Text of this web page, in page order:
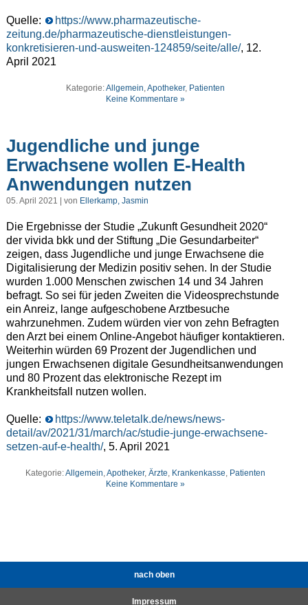
Quelle:
https://www.pharmazeutische-
zeitung.de/pharmazeutische-dienstleistungen-
konkretisieren-und-ausweiten-124859/seite/alle/, 12.
April 2021
Kategorie:Allgemein,Apotheker, Patienten
Keine Kommentare »
Jugendliche und junge
Erwachsene wollen E-Health
Anwendungen nutzen
05. April 2021 | von Ellerkamp, Jasmin
Die Ergebnisse der Studie „Zukunft Gesundheit 2020“
der vivida bkk und der Stiftung „Die Gesundarbeiter“
zeigen, dass Jugendliche und junge Erwachsene die
Digitalisierung der Medizin positiv sehen. In der Studie
wurden 1.000 Menschen zwischen 14 und 34 Jahren
befragt. So sei für jeden Zweiten die Videosprechstunde
ein Anreiz, lange aufgeschobene Arztbesuche
wahrzunehmen. Zudem würden vier von zehn Befragten
den Arzt bei einem Online-Angebot häufiger kontaktieren.
Weiterhin würden 69 Prozent der Jugendlichen und
jungen Erwachsenen digitale Gesundheitsanwendungen
und 80 Prozent das elektronische Rezept im
Krankheitsfall nutzen wollen.
Quelle:
https://www.teletalk.de/news/news-
detail/av/2021/31/march/ac/studie-junge-erwachsene-
setzen-auf-e-health/, 5. April 2021
Kategorie:Allgemein,Apotheker,Ärzte, Krankenkasse, Patienten
Keine Kommentare »
nach oben
Impressum